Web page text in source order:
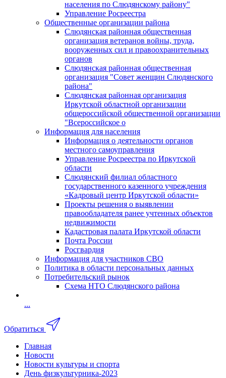
населения по Слюдянскому району"
Управление Росреестра
Общественные организации района
Слюдянская районная общественная
организация ветеранов войны, труда,
вооруженных сил и правоохранительных
органов
Слюдянская районная общественная
организация "Совет женщин Слюдянского
района"
Слюдянская районная организация
Иркутской областной организации
общероссийской общественной организации
"Всероссийское о
Информация для населения
Информация о деятельности органов
местного самоуправления
Управление Росреестра по Иркутской
области
Слюдянский филиал областного
государственного казенного учреждения
«Кадровый центр Иркутской области»
Проекты решения о выявлении
правообладателя ранее учтенных объектов
недвижимости
Кадастровая палата Иркутской области
Почта России
Росгвардия
Информация для участников СВО
Политика в области персональных данных
Потребительский рынок
Схема НТО Слюдянского района
...
Обратиться
Главная
Новости
Новости культуры и спорта
День физкультурника-2023